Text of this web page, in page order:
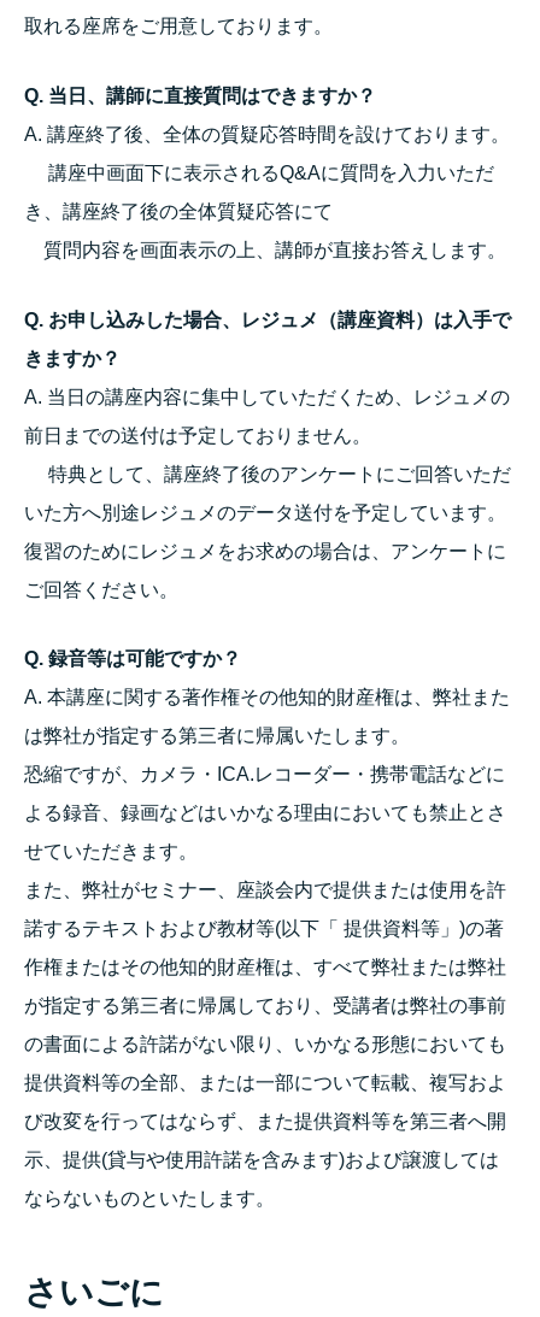
取れる座席をご用意しております。
Q. 当日、講師に直接質問はできますか？
A. 講座終了後、全体の質疑応答時間を設けております。
講座中画面下に表示されるQ&Aに質問を入力いただ
き、講座終了後の全体質疑応答にて
質問内容を画面表示の上、講師が直接お答えします。
Q. お申し込みした場合、レジュメ（講座資料）は入手で
きますか？
A. 当日の講座内容に集中していただくため、レジュメの
前日までの送付は予定しておりません。
特典として、講座終了後のアンケートにご回答いただ
いた方へ別途レジュメのデータ送付を予定しています。
復習のためにレジュメをお求めの場合は、アンケートに
ご回答ください。
Q. 録音等は可能ですか？
A. 本講座に関する著作権その他知的財産権は、弊社また
は弊社が指定する第三者に帰属いたします。
恐縮ですが、カメラ・ICA.レコーダー・携帯電話などに
よる録音、録画などはいかなる理由においても禁止とさ
せていただきます。
また、弊社がセミナー、座談会内で提供または使用を許
諾するテキストおよび教材等(以下「 提供資料等」)の著
作権またはその他知的財産権は、すべて弊社または弊社
が指定する第三者に帰属しており、受講者は弊社の事前
の書面による許諾がない限り、いかなる形態においても
提供資料等の全部、または一部について転載、複写およ
び改変を行ってはならず、また提供資料等を第三者へ開
示、提供(貸与や使用許諾を含みます)および譲渡しては
ならないものといたします。
さいごに